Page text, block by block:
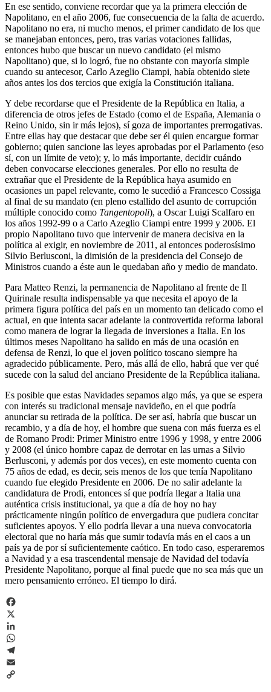
En ese sentido, conviene recordar que ya la primera elección de
Napolitano, en el año 2006, fue consecuencia de la falta de acuerdo.
Napolitano no era, ni mucho menos, el primer candidato de los que
se manejaban entonces, pero, tras varias votaciones fallidas,
entonces hubo que buscar un nuevo candidato (el mismo
Napolitano) que, si lo logró, fue no obstante con mayoría simple
cuando su antecesor, Carlo Azeglio Ciampi, había obtenido siete
años antes los dos tercios que exigía la Constitución italiana.
Y debe recordarse que el Presidente de la República en Italia, a
diferencia de otros jefes de Estado (como el de España, Alemania o
Reino Unido, sin ir más lejos), sí goza de importantes prerrogativas.
Entre ellas hay que destacar que debe ser él quien encargue formar
gobierno; quien sancione las leyes aprobadas por el Parlamento (eso
sí, con un límite de veto); y, lo más importante, decidir cuándo
deben convocarse elecciones generales. Por ello no resulta de
extrañar que el Presidente de la República haya asumido en
ocasiones un papel relevante, como le sucedió a Francesco Cossiga
al final de su mandato (en pleno estallido del asunto de corrupción
múltiple conocido como Tangentopoli), a Oscar Luigi Scalfaro en
los años 1992-99 o a Carlo Azeglio Ciampi entre 1999 y 2006. El
propio Napolitano tuvo que intervenir de manera decisiva en la
política al exigir, en noviembre de 2011, al entonces poderosísimo
Silvio Berlusconi, la dimisión de la presidencia del Consejo de
Ministros cuando a éste aun le quedaban año y medio de mandato.
Para Matteo Renzi, la permanencia de Napolitano al frente de Il
Quirinale resulta indispensable ya que necesita el apoyo de la
primera figura política del país en un momento tan delicado como el
actual, en que intenta sacar adelante la controvertida reforma laboral
como manera de lograr la llegada de inversiones a Italia. En los
últimos meses Napolitano ha salido en más de una ocasión en
defensa de Renzi, lo que el joven político toscano siempre ha
agradecido públicamente. Pero, más allá de ello, habrá que ver qué
sucede con la salud del anciano Presidente de la República italiana.
Es posible que estas Navidades sepamos algo más, ya que se espera
con interés su tradicional mensaje navideño, en el que podría
anunciar su retirada de la política. De ser así, habría que buscar un
recambio, y a día de hoy, el hombre que suena con más fuerza es el
de Romano Prodi: Primer Ministro entre 1996 y 1998, y entre 2006
y 2008 (el único hombre capaz de derrotar en las urnas a Silvio
Berlusconi, y además por dos veces), en este momento cuenta con
75 años de edad, es decir, seis menos de los que tenía Napolitano
cuando fue elegido Presidente en 2006. De no salir adelante la
candidatura de Prodi, entonces sí que podría llegar a Italia una
auténtica crisis institucional, ya que a día de hoy no hay
prácticamente ningún político de envergadura que pudiera concitar
suficientes apoyos. Y ello podría llevar a una nueva convocatoria
electoral que no haría más que sumir todavía más en el caos a un
país ya de por sí suficientemente caótico. En todo caso, esperaremos
a Navidad y a esa trascendental mensaje de Navidad del todavía
Presidente Napolitano, porque al final puede que no sea más que un
mero pensamiento erróneo. El tiempo lo dirá.
Facebook
X
LinkedIn
WhatsApp
Telegram
Email